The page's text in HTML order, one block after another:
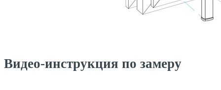
Видео-инструкция по замеру